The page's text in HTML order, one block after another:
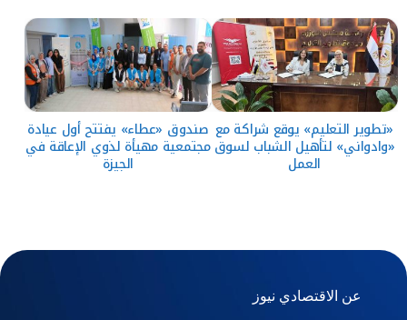
«تطوير التعليم» يوقع شراكة مع
«وادواني» لتأهيل الشباب لسوق
العمل
صندوق «عطاء» يفتتح أول عيادة
مجتمعية مهيأة لذوي الإعاقة في
الجيزة
عن الاقتصادي نيوز